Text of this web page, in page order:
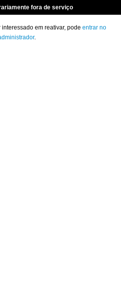
fora de serviço
em reativar, pode entrar no
.